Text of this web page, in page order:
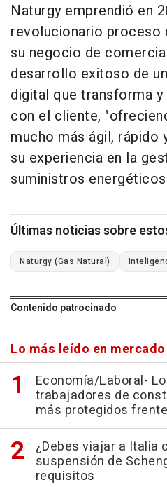
Naturgy emprendió en
revolucionario proceso
su negocio de
desarrollo exitoso de
digital que transforma
con el cliente,
mucho más ágil, rápido
su experiencia en la
suministros
Últimas noticias sobre
Naturgy (Gas Natural)
Contenido patrocinado
Lo más leído en
Economía/Laboral-
trabajadores de
más protegidos
¿Debes viajar a Italia
suspensión de
requisitos